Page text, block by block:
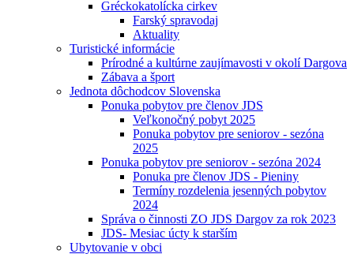
Gréckokatolícka cirkev
Farský spravodaj
Aktuality
Turistické informácie
Prírodné a kultúrne zaujímavosti v okolí Dargova
Zábava a šport
Jednota dôchodcov Slovenska
Ponuka pobytov pre členov JDS
Veľkonočný pobyt 2025
Ponuka pobytov pre seniorov - sezóna
2025
Ponuka pobytov pre seniorov - sezóna 2024
Ponuka pre členov JDS - Pieniny
Termíny rozdelenia jesenných pobytov
2024
Správa o činnosti ZO JDS Dargov za rok 2023
JDS- Mesiac úcty k starším
Ubytovanie v obci